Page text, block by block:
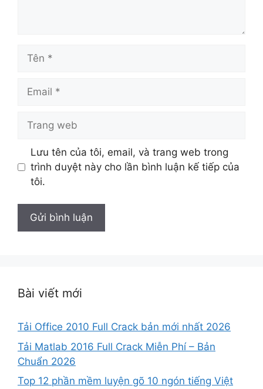
web
Lưu tên của tôi, email, và trang web trong
trình duyệt này cho lần bình luận kế tiếp của
tôi.
Bài viết mới
Tải Office 2010 Full Crack bản mới nhất 2026
Tải Matlab 2016 Full Crack Miễn Phí – Bản
Chuẩn 2026
Top 12 phần mềm luyện gõ 10 ngón tiếng Việt